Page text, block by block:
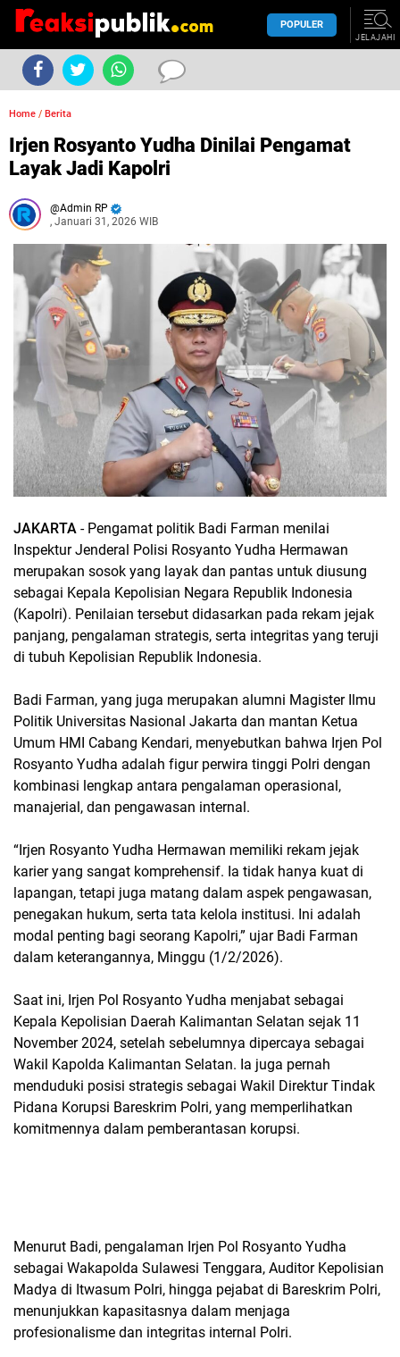
POPULER
JELAJAHI
Home / Berita
Irjen Rosyanto Yudha Dinilai Pengamat
Layak Jadi Kapolri
Admin RP
, Januari 31, 2026 WIB
JAKARTA - Pengamat politik Badi Farman menilai
Inspektur Jenderal Polisi Rosyanto Yudha Hermawan
merupakan sosok yang layak dan pantas untuk diusung
sebagai Kepala Kepolisian Negara Republik Indonesia
(Kapolri). Penilaian tersebut didasarkan pada rekam jejak
panjang, pengalaman strategis, serta integritas yang teruji
di tubuh Kepolisian Republik Indonesia.
Badi Farman, yang juga merupakan alumni Magister Ilmu
Politik Universitas Nasional Jakarta dan mantan Ketua
Umum HMI Cabang Kendari, menyebutkan bahwa Irjen Pol
Rosyanto Yudha adalah figur perwira tinggi Polri dengan
kombinasi lengkap antara pengalaman operasional,
manajerial, dan pengawasan internal.
“Irjen Rosyanto Yudha Hermawan memiliki rekam jejak
karier yang sangat komprehensif. Ia tidak hanya kuat di
lapangan, tetapi juga matang dalam aspek pengawasan,
penegakan hukum, serta tata kelola institusi. Ini adalah
modal penting bagi seorang Kapolri,” ujar Badi Farman
dalam keterangannya, Minggu (1/2/2026).
Saat ini, Irjen Pol Rosyanto Yudha menjabat sebagai
Kepala Kepolisian Daerah Kalimantan Selatan sejak 11
November 2024, setelah sebelumnya dipercaya sebagai
Wakil Kapolda Kalimantan Selatan. Ia juga pernah
menduduki posisi strategis sebagai Wakil Direktur Tindak
Pidana Korupsi Bareskrim Polri, yang memperlihatkan
komitmennya dalam pemberantasan korupsi.
Menurut Badi, pengalaman Irjen Pol Rosyanto Yudha
sebagai Wakapolda Sulawesi Tenggara, Auditor Kepolisian
Madya di Itwasum Polri, hingga pejabat di Bareskrim Polri,
menunjukkan kapasitasnya dalam menjaga
profesionalisme dan integritas internal Polri.